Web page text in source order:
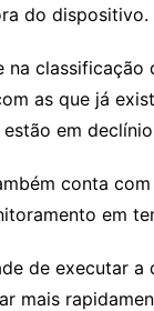
do dispositivo.
na
as que já
em
conta
em
de executar
mais